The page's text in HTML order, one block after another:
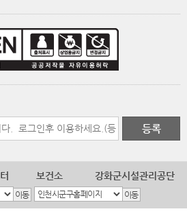
보건소 강화군시설관리공단